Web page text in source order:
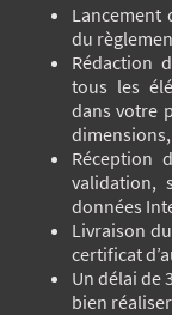
Lancement
du
Rédaction
tous les
dans votre
Réception
validation,
données
Livraison
certificat
Un délai de
bien